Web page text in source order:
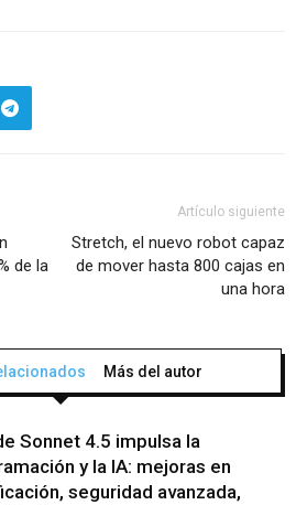
de la
Artículo siguiente
Stretch, el nuevo robot capaz
de mover hasta 800 cajas en
una hora
Más del autor
Sonnet 4.5 impulsa la
y la IA: mejoras en
seguridad avanzada,